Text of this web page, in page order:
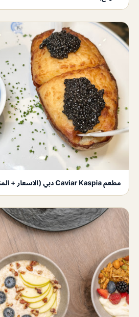
مطعم Caviar Kaspia دبي (الاسعار + المنيو + الموقع)